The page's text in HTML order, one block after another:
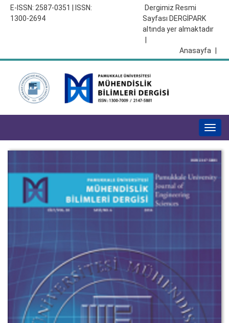
E-ISSN: 2587-0351 | ISSN:
1300-2694
Dergimiz Resmi
Sayfası DERGİPARK
altında yer almaktadır
Anasayfa